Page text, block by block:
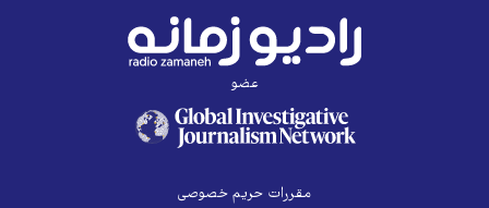
عضو
مقررات حریم خصوصی